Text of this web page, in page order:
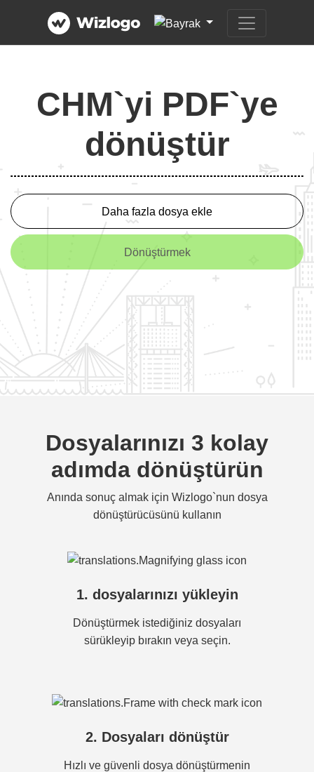
CHM`yi PDF`ye
dönüştür
Daha fazla dosya ekle
Dönüştürmek
Dosyalarınızı 3 kolay
adımda dönüştürün
Anında sonuç almak için Wizlogo`nun dosya
dönüştürücüsünü kullanın
1. dosyalarınızı yükleyin
Dönüştürmek istediğiniz dosyaları
sürükleyip bırakın veya seçin.
2. Dosyaları dönüştür
Hızlı ve güvenli dosya dönüştürmenin